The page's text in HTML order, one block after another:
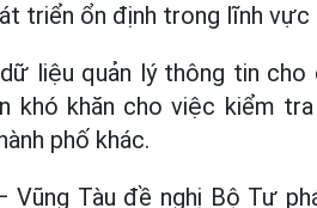
triển ổn định trong lĩnh vực
liệu quản lý thông tin
khó khăn cho việc kiểm
phố khác.
Vũng Tàu đề nghị Bộ Tư